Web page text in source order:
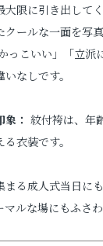
大限に引き出して
クールな一面を写
っこいい」「立派
なしです。
： 紋付袴は、年
衣装です。
まる成人式当日に
ルな場にもふさわ